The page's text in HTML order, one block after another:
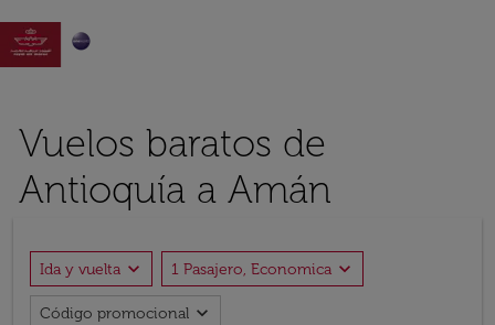

Vuelos baratos de
Antioquía a Amán
Ida y vuelta expand_more 1 Pasajero, Economica expand_more
Código promocional expand_more